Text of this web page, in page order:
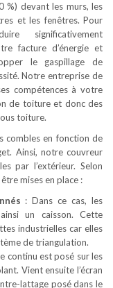
%) devant les murs, les
et les fenêtres. Pour
significativement
facture d’énergie et
le gaspillage de
Notre entreprise de
compétences à votre
de toiture et donc des
toiture.
combles en fonction de
Ainsi, notre couvreur
par l’extérieur. Selon
mises en place :
: Dans ce cas, les
un caisson. Cette
industrielles car elles
de triangulation.
continu est posé sur les
Vient ensuite l’écran
lattage posé dans le